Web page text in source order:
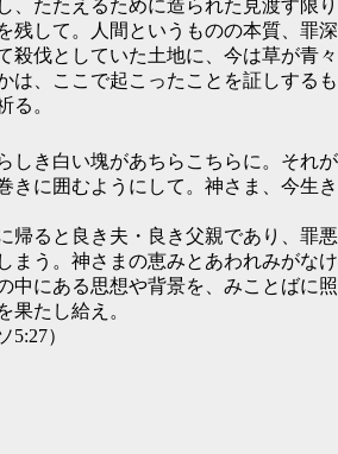
たたえるために造られた見渡す限り
残して。人間というものの本質、罪深
殺伐としていた土地に、今は草が青々
は、ここで起こったことを証しするも
る。
しき白い塊があちらこちらに。それが
きに囲むようにして。神さま、今生き
帰ると良き夫・良き父親であり、罪悪
まう。神さまの恵みとあわれみがなけ
中にある思想や背景を、みことばに照
たし給え。
）